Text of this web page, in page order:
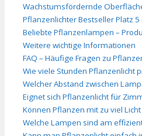
Wachstumsfördernde
Pflanzenlichter Bestseller Platz 5
Beliebte Pflanzenlampen –
Weitere wichtige Informationen
FAQ – Häufige Fragen zu
Wie viele Stunden Pflanzenlicht
Welcher Abstand zwischen
Eignet sich Pflanzenlicht für
Können Pflanzen mit zu viel
Welche Lampen sind am